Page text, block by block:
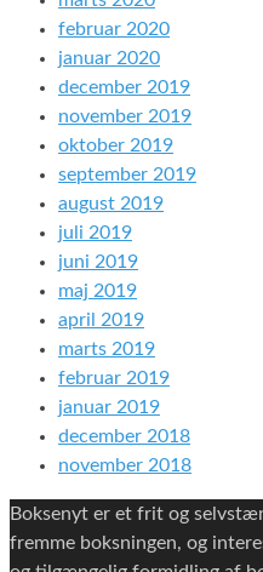
februar 2020
januar 2020
december 2019
november 2019
oktober 2019
september 2019
august 2019
juli 2019
juni 2019
maj 2019
april 2019
marts 2019
februar 2019
januar 2019
december 2018
november 2018
Boksenyt er et frit og
fremme boksningen, og